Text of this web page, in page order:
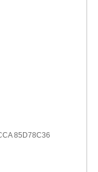
85D78C36